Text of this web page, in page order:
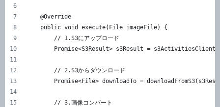
    @Override
    public void execute(File imageFile) {
        // 1.S3にアップロード
Promise<S3Result> s3Result =
        // 2.S3からダウンロード
Promise<File> downloadTo =
        // 3.画像コンバート